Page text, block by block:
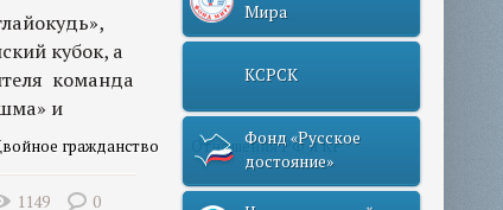
гражданство Отношения РФ и КР
кубок, а
команда
и
1149 0
Мира
КСРСК
Фонд «Русское
достояние»